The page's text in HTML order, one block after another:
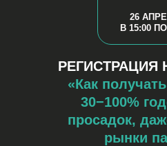
РЕГИСТРАЦИЯ
«Как
30−100%
просадок,
рынки
26
В 15:00